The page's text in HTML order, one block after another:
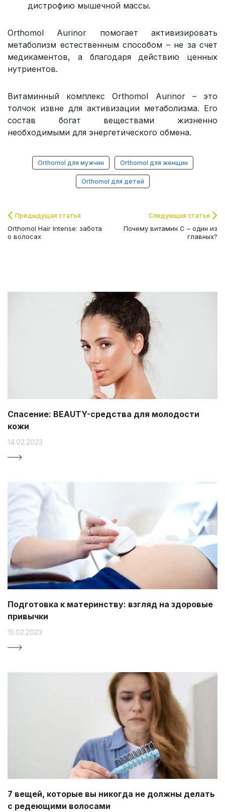
Спасение: BEAUTY-средства для молодости
кожи
14.02.2023
Подготовка к материнству: взгляд на здоровые
привычки
15.02.2023
7 вещей, которые вы никогда не должны делать
с редеющими волосами
дистрофию мышечной массы.
Orthomol Aurinor помогает активизировать
метаболизм естественным способом – не за счет
медикаментов, а благодаря действию ценных
нутриентов.
Витаминный комплекс Orthomol Aurinor – это
толчок извне для активизации метаболизма. Его
состав богат веществами жизненно
необходимыми для энергетического обмена.
Orthomol для мужчин Orthomol для женщин
Orthomol для детей
Предыдущая статья
Orthomol Hair Intense: забота
о волосах
Следующая статья
Почему витамин C – один из
главных?